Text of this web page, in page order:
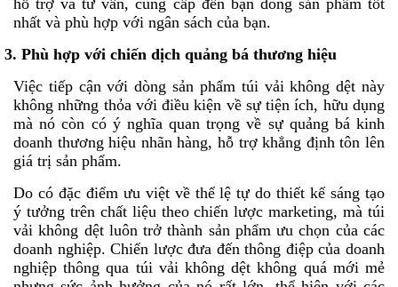
hỗ trợ và tư vấn, cung cấp đến bạn dòng sản phẩm tốt
nhất và phù hợp với ngân sách của bạn.
3. Phù hợp với chiến dịch quảng bá thương hiệu
Việc tiếp cận với dòng sản phẩm túi vải không dệt này
không những thỏa với điều kiện về sự tiện ích, hữu dụng
mà nó còn có ý nghĩa quan trọng về sự quảng bá kinh
doanh thương hiệu nhãn hàng, hỗ trợ khẳng định tôn lên
giá trị sản phẩm.
Do có đặc điểm ưu việt về thể lệ tự do thiết kế sáng tạo
ý tưởng trên chất liệu theo chiến lược marketing, mà túi
vải không dệt luôn trở thành sản phẩm ưu chọn của các
doanh nghiệp. Chiến lược đưa đến thông điệp của doanh
nghiệp thông qua túi vải không dệt không quá mới mẻ